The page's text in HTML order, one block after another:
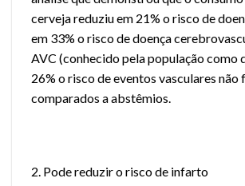
cerveja reduziu em 21% o risco de
em 33% o risco de doença
AVC (conhecido pela população como
26% o risco de eventos vasculares não
comparados a abstêmios.
2. Pode reduzir o risco de infarto